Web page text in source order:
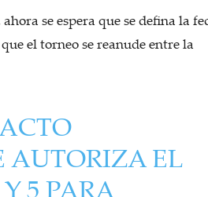
se espera que se defina la
el torneo se reanude entre la
AUTORIZA EL
5 PARA